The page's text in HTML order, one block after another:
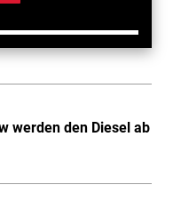
ab Januar
werden den Diesel ab